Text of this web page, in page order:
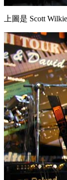
上圖是 Scott